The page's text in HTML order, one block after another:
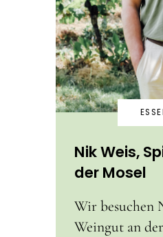
Nik Weis,
der Mosel
Wir besuchen
Weingut an